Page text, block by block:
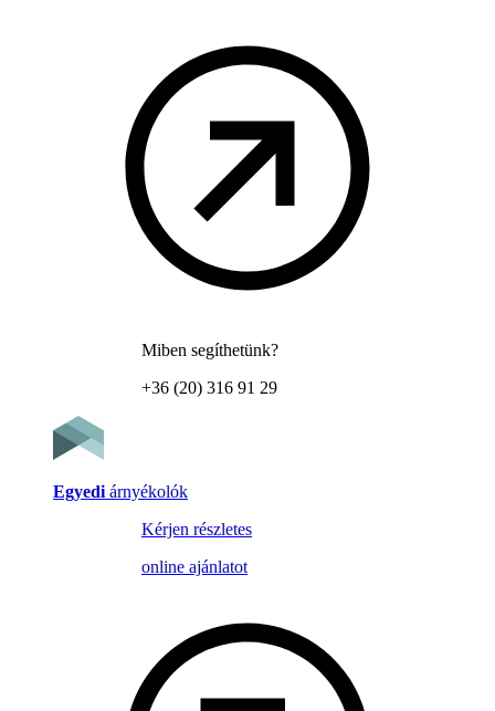
Miben segíthetünk?
+36 (20) 316 91 29
Egyedi árnyékolók
Kérjen részletes
online ajánlatot